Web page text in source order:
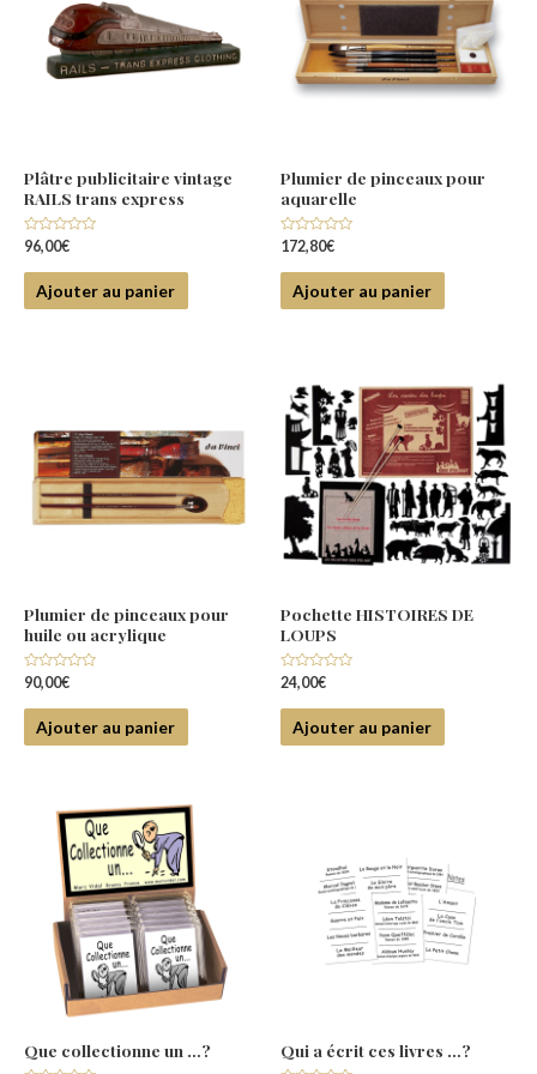
Plâtre publicitaire vintage
RAILS trans express
Note
sur
96,00€
Ajouter au panier
Plumier de pinceaux pour
aquarelle
Note
sur
172,80€
Ajouter au panier
Plumier de pinceaux pour
huile ou acrylique
Note
0
sur
90,00€
Ajouter au panier
Pochette HISTOIRES DE
LOUPS
Note
0
sur
24,00€
Ajouter au panier
Que collectionne un …? Qui a écrit ces livres …?